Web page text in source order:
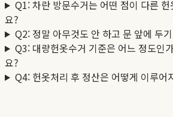
Q1: 차란 방문수거는 어떤 점이 다른
요?
Q2: 정말 아무것도 안 하고 문 앞에 두
Q3: 대량헌옷수거 기준은 어느 정도인
요?
Q4: 헌옷처리 후 정산은 어떻게 이루어